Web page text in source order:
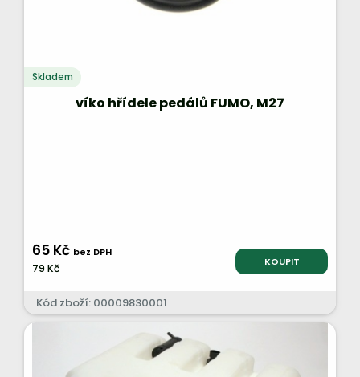
Skladem
víko hřídele pedálů FUMO, M27
65 Kč bez DPH
79 Kč KOUPIT
Kód zboží: 00009830001